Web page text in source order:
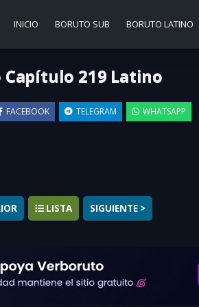
INICIO BORUTO SUB BORUTO LATINO
219 Latino
FACEBOOK TELEGRAM WHATSAPP
▶
LISTA SIGUIENTE >